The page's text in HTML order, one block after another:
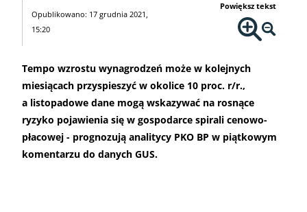
Opublikowano: 17 grudnia 2021,
15:20
Powiększ tekst
Tempo wzrostu wynagrodzeń może w kolejnych
miesiącach przyspieszyć w okolice 10 proc. r/r.,
a listopadowe dane mogą wskazywać na rosnące
ryzyko pojawienia się w gospodarce spirali cenowo-
płacowej - prognozują analitycy PKO BP w piątkowym
komentarzu do danych GUS.